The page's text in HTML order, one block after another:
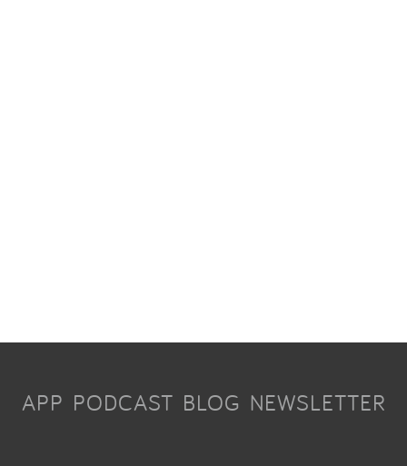
APP PODCAST BLOG NEWSLETTER